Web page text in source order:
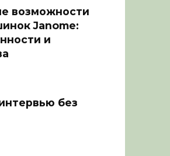
возможности
Janome:
и
без